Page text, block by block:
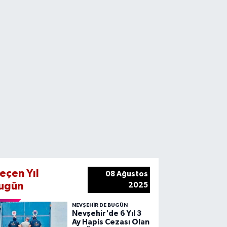
Yıl
08 Ağustos
2025
NEVŞEHIR DE BUGÜN
Nevşehir'de 6 Yıl 3
Ay Hapis Cezası Olan